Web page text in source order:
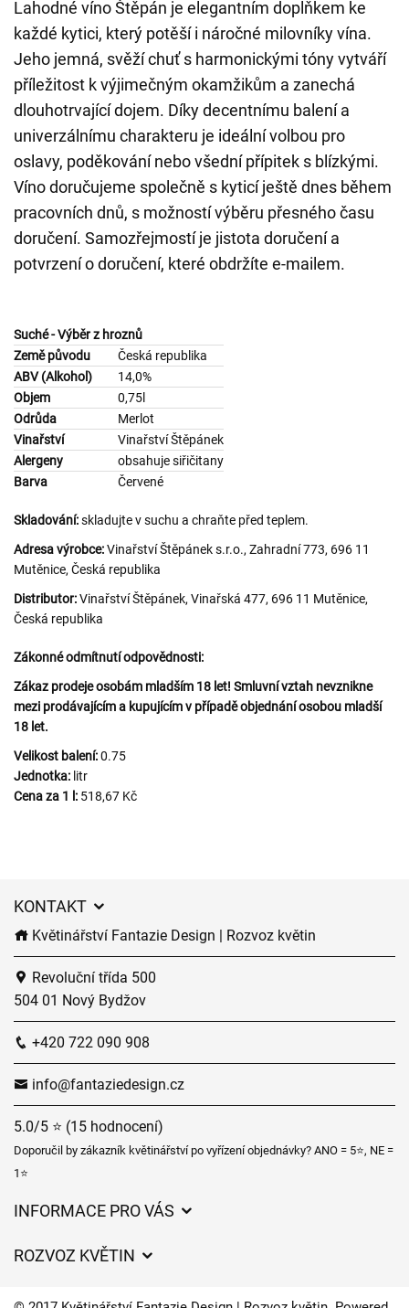
Lahodné víno Štěpán je elegantním doplňkem ke
každé kytici, který potěší i náročné milovníky vína.
Jeho jemná, svěží chuť s harmonickými tóny vytváří
příležitost k výjimečným okamžikům a zanechá
dlouhotrvající dojem. Díky decentnímu balení a
univerzálnímu charakteru je ideální volbou pro
oslavy, poděkování nebo všední přípitek s blízkými.
Víno doručujeme společně s kyticí ještě dnes během
pracovních dnů, s možností výběru přesného času
doručení. Samozřejmostí je jistota doručení a
potvrzení o doručení, které obdržíte e-mailem.
Suché - Výběr z hroznů
Země původu Česká republika
ABV (Alkohol)
14,0%
Objem
0,75l
Odrůda
Merlot
Vinařství
Vinařství Štěpánek
Alergeny
obsahuje siřičitany
Barva
Červené
Skladování:skladujte v suchu a chraňte před teplem.
Adresa výrobce:Vinařství Štěpánek s.r.o., Zahradní 773, 696 11
Mutěnice, Česká republika
Distributor:Vinařství Štěpánek, Vinařská 477, 696 11 Mutěnice,
Česká republika
Zákonné odmítnutí odpovědnosti:
Zákaz prodeje osobám mladším 18 let! Smluvní vztah nevznikne
mezi prodávajícím a kupujícím v případě objednání osobou mladší
18 let.
Velikost balení:0.75
Jednotka: litr
Cena za 1 l: 518,67 Kč
KONTAKT
Květinářství Fantazie Design | Rozvoz květin
Revoluční třída 500
504 01 Nový Bydžov
+420 722 090 908
info@fantaziedesign.cz
5.0/5 ⭐ (15 hodnocení)
Doporučil by zákazník květinářství po vyřízení objednávky? ANO = 5⭐, NE =
1⭐
INFORMACE PRO VÁS
Často kladené dotazy
ROZVOZ KVĚTIN